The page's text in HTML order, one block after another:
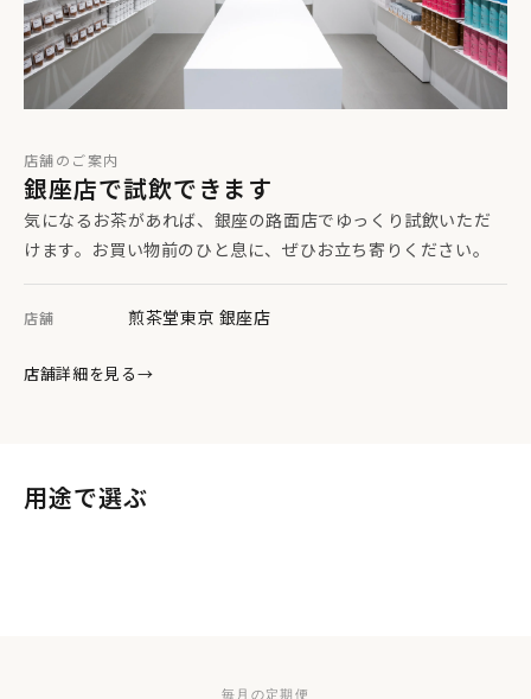
店舗のご案内
銀座店で試飲できます
気になるお茶があれば、銀座の路面店でゆっくり試飲いただ
けます。お買い物前のひと息に、ぜひお立ち寄りください。
店舗 煎茶堂東京 銀座店
店舗詳細を見る→
用途で選ぶ
日常のために
毎月の定期便